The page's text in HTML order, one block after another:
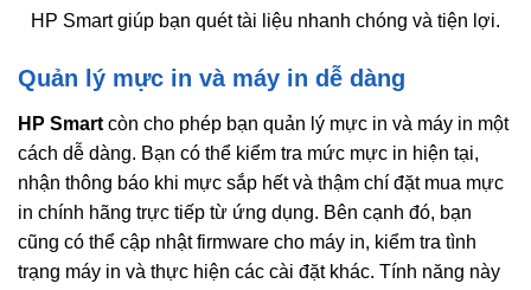
HP Smart giúp bạn quét tài liệu nhanh chóng và tiện lợi.
Quản lý mực in và máy in dễ dàng
HP Smart còn cho phép bạn quản lý mực in và máy in một
cách dễ dàng. Bạn có thể kiểm tra mức mực in hiện tại,
nhận thông báo khi mực sắp hết và thậm chí đặt mua mực
in chính hãng trực tiếp từ ứng dụng. Bên cạnh đó, bạn
cũng có thể cập nhật firmware cho máy in, kiểm tra tình
trạng máy in và thực hiện các cài đặt khác. Tính năng này